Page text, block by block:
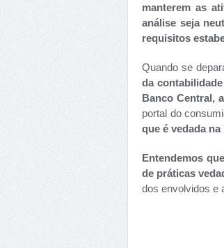
manterem as
análise seja
requisitos
Quando se
da
Banco Central,
portal do
que é vedada
Entendemos
de práticas
dos envolvidos e